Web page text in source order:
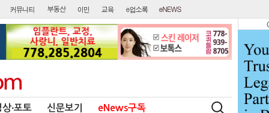
상∙포토 신문보기 eNews구독